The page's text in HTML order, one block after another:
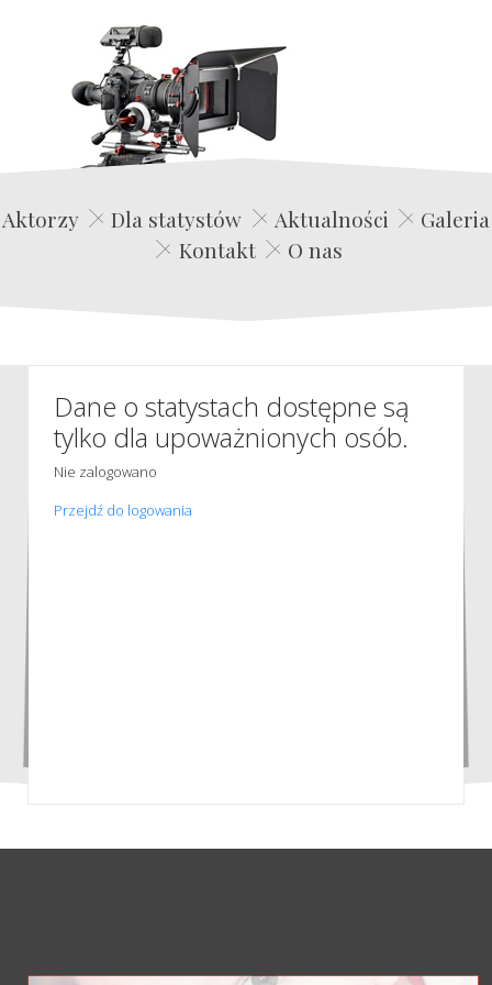
Edwin Film Agencja Aktorska
Aktorzy Dla statystów Aktualności
Galeria
Kontakt
O nas
Dane o statystach dostępne są
tylko dla upoważnionych osób.
Nie zalogowano
Przejdź do logowania